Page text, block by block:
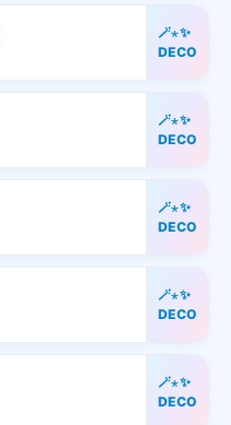
🪄⋆✨
DECO
🪄⋆✨
DECO
🪄⋆✨
DECO
🪄⋆✨
DECO
🪄⋆✨
DECO